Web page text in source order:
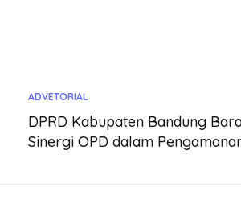
ADVETORIAL
DPRD Kabupaten Bandung
Sinergi OPD dalam